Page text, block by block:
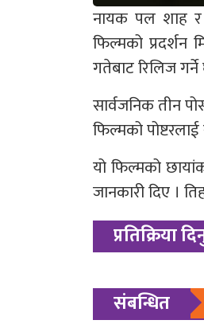
नायक पल शाह र
फिल्मको प्रदर्शन
गतेबाट रिलिज
सार्वजनिक तीन
फिल्मको
यो फिल्मको
जानकारी दिए ।
प्रतिक्रिया
संबन्धित